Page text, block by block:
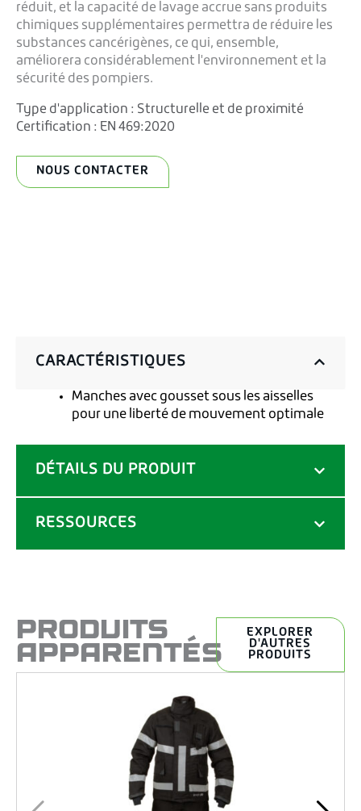
réduit, et la capacité de lavage accrue sans produits
chimiques supplémentaires permettra de réduire les
substances cancérigènes, ce qui, ensemble,
améliorera considérablement l'environnement et la
sécurité des pompiers.
Type d'application : Structurelle et de proximité
Certification : EN 469:2020
NOUS CONTACTER
CARACTÉRISTIQUES
DÉTAILS DU PRODUIT
RESSOURCES
Manches avec gousset sous les aisselles
pour une liberté de mouvement optimale
PRODUITS
APPARENTÉS
EXPLORER
D'AUTRES
PRODUITS